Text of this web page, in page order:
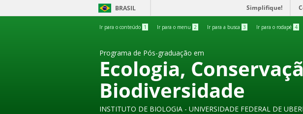
BRASIL Simplifique!
Ir para o conteúdo 1 Ir para o menu 2 Ir para a busca 3 Ir para o rodapé 4
Programa de Pós-graduação em
Ecologia,
Biodiversidade
INSTITUTO DE BIOLOGIA - UNIVERSIDADE FEDERAL DE